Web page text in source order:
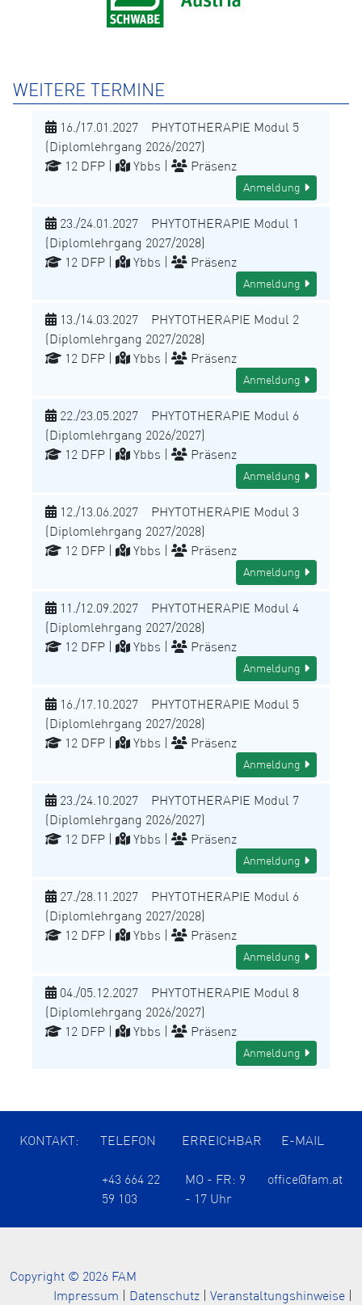
WEITERE TERMINE
16./17.01.2027 PHYTOTHERAPIE Modul 5
(Diplomlehrgang 2026/2027)
12 DFP |
Ybbs | Präsenz
Anmeldung
23./24.01.2027 PHYTOTHERAPIE Modul 1
(Diplomlehrgang 2027/2028)
12 DFP |
Ybbs | Präsenz
Anmeldung
13./14.03.2027 PHYTOTHERAPIE Modul 2
(Diplomlehrgang 2027/2028)
12 DFP |
Ybbs | Präsenz
Anmeldung
22./23.05.2027 PHYTOTHERAPIE Modul 6
(Diplomlehrgang 2026/2027)
12 DFP |
Ybbs | Präsenz
Anmeldung
12./13.06.2027 PHYTOTHERAPIE Modul 3
(Diplomlehrgang 2027/2028)
12 DFP |
Ybbs | Präsenz
Anmeldung
11./12.09.2027 PHYTOTHERAPIE Modul 4
(Diplomlehrgang 2027/2028)
12 DFP |
Ybbs | Präsenz
Anmeldung
16./17.10.2027 PHYTOTHERAPIE Modul 5
(Diplomlehrgang 2027/2028)
12 DFP |
Ybbs | Präsenz
Anmeldung
23./24.10.2027 PHYTOTHERAPIE Modul 7
(Diplomlehrgang 2026/2027)
12 DFP |
Ybbs | Präsenz
Anmeldung
27./28.11.2027 PHYTOTHERAPIE Modul 6
(Diplomlehrgang 2027/2028)
12 DFP |
Ybbs | Präsenz
Anmeldung
04./05.12.2027 PHYTOTHERAPIE Modul 8
(Diplomlehrgang 2026/2027)
12 DFP |
Ybbs | Präsenz
Anmeldung
KONTAKT: TELEFON ERREICHBAR E-MAIL
+43 664 22
59 103
MO - FR: 9
- 17 Uhr
office@fam.at
Copyright © 2026 FAM
Impressum | Datenschutz | Veranstaltungshinweise |